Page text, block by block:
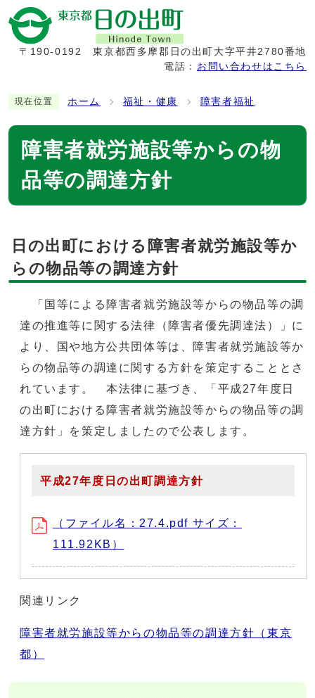
〒190-0192
東京都西多摩郡日の出町大字平井2780番地
電話： お問い合わせはこちら
現在位置 ホーム 福祉・健康 障害者福祉
障害者就労施設等からの物
品等の調達方針
日の出町における障害者就労施設等か
らの物品等の調達方針
「国等による障害者就労施設等からの物品等の調
達の推進等に関する法律（障害者優先調達法）」に
より、国や地方公共団体等は、障害者就労施設等か
らの物品等の調達に関する方針を策定することとさ
れています。 本法律に基づき、「平成27年度日
の出町における障害者就労施設等からの物品等の調
達方針」を策定しましたので公表します。
平成27年度日の出町調達方針
（ファイル名：27.4.pdf サイズ：
111.92KB）
関連リンク
障害者就労施設等からの物品等の調達方針（東京
都）